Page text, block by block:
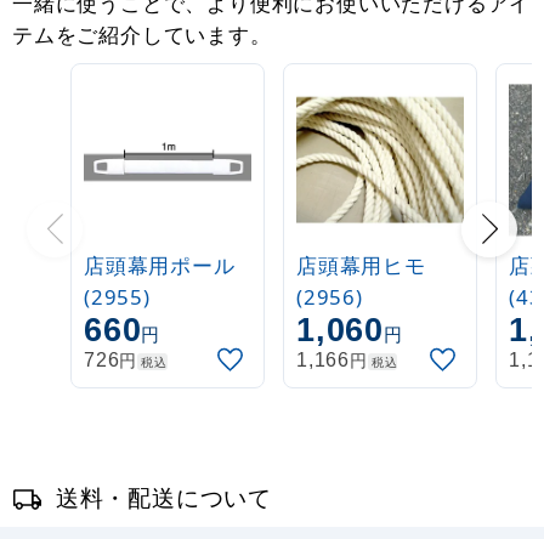
テムをご紹介しています。
店頭幕用ポール
(2955)
660円
726円 税込
店頭幕用ヒモ
(2956)
1,060円
1,166円 税込
店
送料・配送について